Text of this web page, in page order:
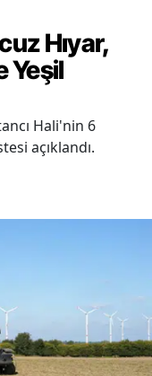
Hıyar,
Yeşil
Hali'nin 6
açıklandı.